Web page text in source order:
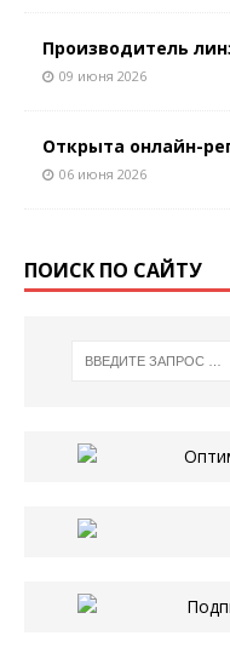
Производитель
09 июня 2026
Открыта онлайн-
06 июня 2026
ПОИСК ПО САЙТУ